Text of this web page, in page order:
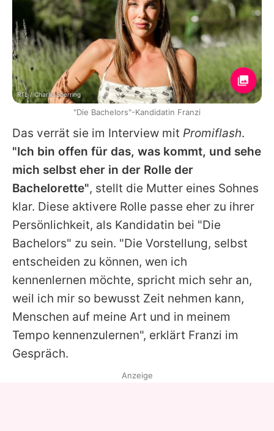
Das verrät sie im Interview mit Promiflash.
"Ich bin offen für das, was kommt, und sehe
mich selbst eher in der Rolle der
Bachelorette", stellt die Mutter eines Sohnes
klar. Diese aktivere Rolle passe eher zu ihrer
Persönlichkeit, als Kandidatin bei "Die
Bachelors" zu sein. "Die Vorstellung, selbst
entscheiden zu können, wen ich
kennenlernen möchte, spricht mich sehr an,
weil ich mir so bewusst Zeit nehmen kann,
Menschen auf meine Art und in meinem
Tempo kennenzulernen", erklärt Franzi im
Gespräch.
RTL / Charlie Sperring
"Die Bachelors"-Kandidatin Franzi
Anzeige